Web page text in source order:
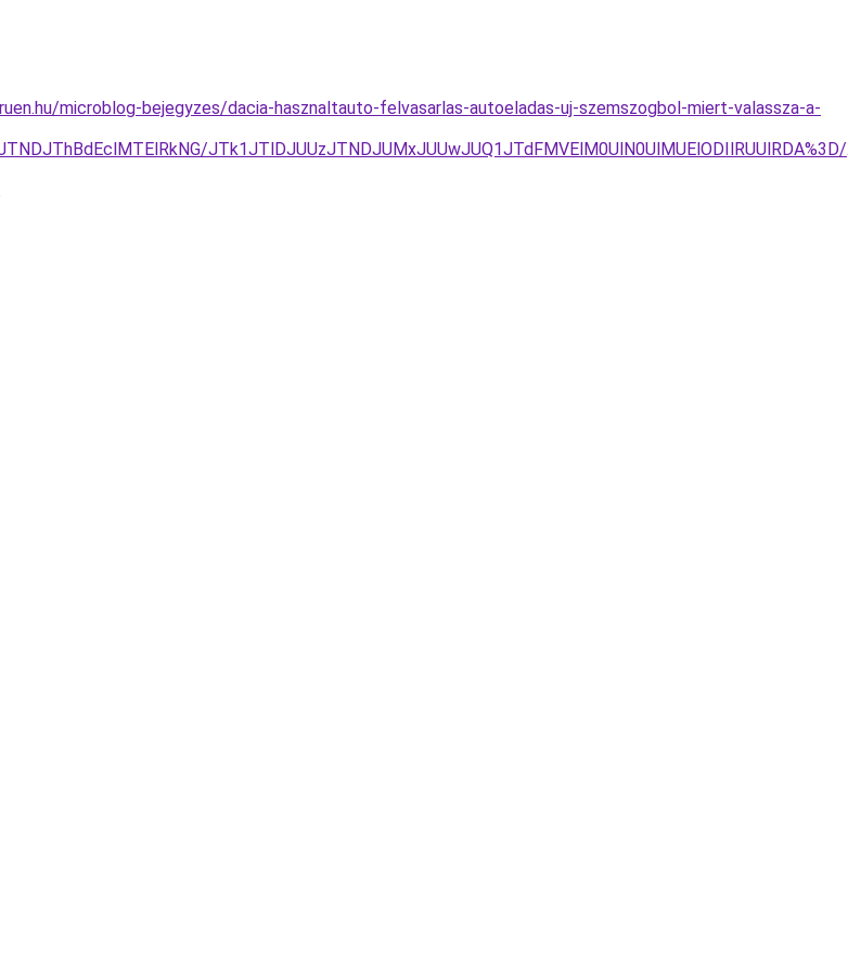
microblog-bejegyzes/dacia-hasznaltauto-felvasarlas-autoeladas-uj-szemszogbol-miert-valassza-a-
JTk1JTlDJUUzJTNDJUMxJUUwJUQ1JTdFMVElM0UlN0UlMUElODIlRUUlRDA%3D/